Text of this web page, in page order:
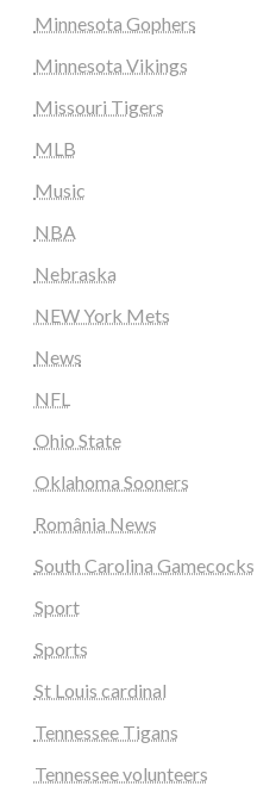
Minnesota Gophers
Minnesota Vikings
Missouri Tigers
MLB
Music
NBA
Nebraska
NEW York Mets
News
NFL
Ohio State
Oklahoma Sooners
România News
South Carolina Gamecocks
Sport
Sports
St Louis cardinal
Tennessee Tigans
Tennessee volunteers